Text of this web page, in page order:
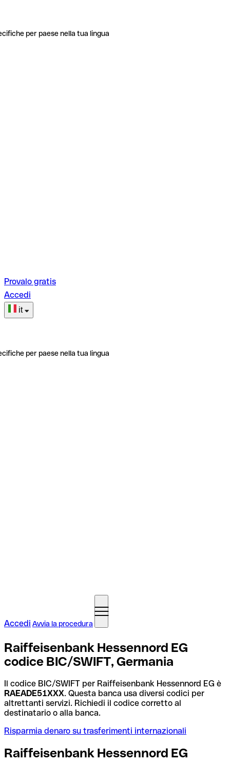
per paese nella tua lingua
Provalo gratis
Accedi
it
per paese nella tua lingua
Accedi Avvia la procedura
Raiffeisenbank Hessennord EG
codice BIC/SWIFT, Germania
Il codice BIC/SWIFT per Raiffeisenbank Hessennord EG è
RAEADE51XXX. Questa banca usa diversi codici per
altrettanti servizi. Richiedi il codice corretto al
destinatario o alla banca.
Risparmia denaro su trasferimenti internazionali
Raiffeisenbank Hessennord EG